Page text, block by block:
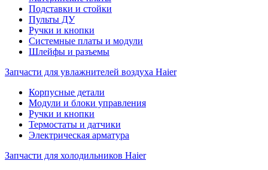
Подставки и стойки
Пульты ДУ
Ручки и кнопки
Системные платы и модули
Шлейфы и разъемы
Запчасти для увлажнителей воздуха Haier
Корпусные детали
Модули и блоки управления
Ручки и кнопки
Термостаты и датчики
Электрическая арматура
Запчасти для холодильников Haier